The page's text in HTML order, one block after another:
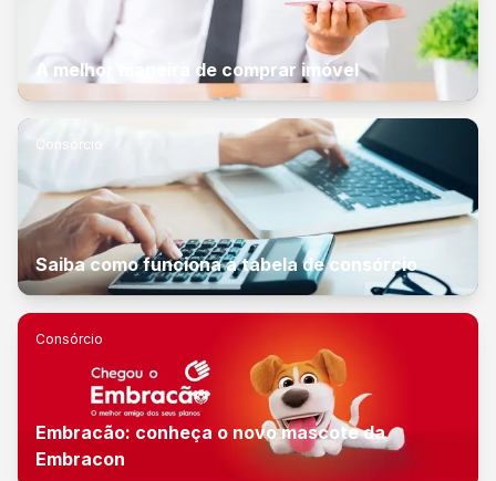
A melhor maneira de comprar imóvel
Consórcio
Saiba como funciona a tabela de consórcio
Consórcio
Embracão: conheça o novo mascote da
Embracon